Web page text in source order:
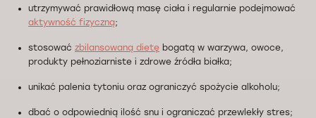
utrzymywać prawidłową masę ciała i regularnie podejmować
aktywność fizyczną;
stosować zbilansowaną dietę bogatą w warzywa, owoce,
produkty pełnoziarniste i zdrowe źródła białka;
unikać palenia tytoniu oraz ograniczyć spożycie alkoholu;
dbać o odpowiednią ilość snu i ograniczać przewlekły stres;